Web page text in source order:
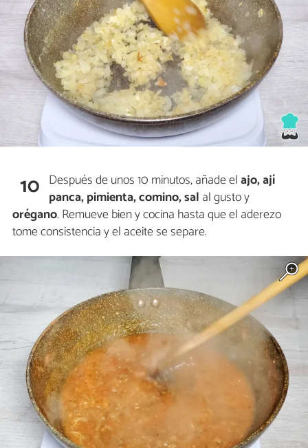
10 Después de unos 10 minutos, añade elajo, ají
panca, pimienta, comino, sal al gusto y
orégano. Remueve bien y cocina hasta que el aderezo
tome consistencia y el aceite se separe.